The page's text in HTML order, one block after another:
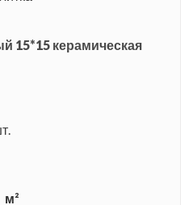
15*15 керамическая
м²